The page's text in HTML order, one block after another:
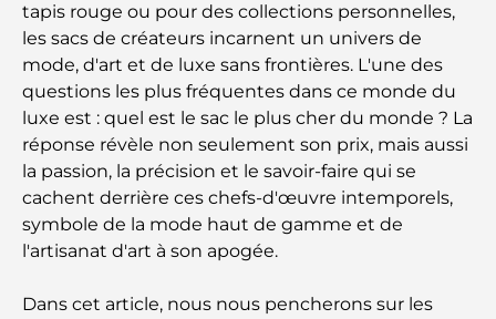
tapis rouge ou pour des collections personnelles,
les sacs de créateurs incarnent un univers de
mode, d'art et de luxe sans frontières. L'une des
questions les plus fréquentes dans ce monde du
luxe est : quel est le sac le plus cher du monde ? La
réponse révèle non seulement son prix, mais aussi
la passion, la précision et le savoir-faire qui se
cachent derrière ces chefs-d'œuvre intemporels,
symbole de la mode haut de gamme et de
l'artisanat d'art à son apogée.
Dans cet article, nous nous pencherons sur les